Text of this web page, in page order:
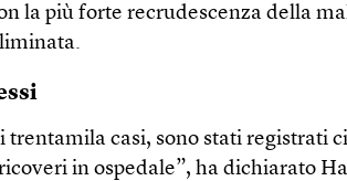
la più forte recrudescenza della
trentamila casi, sono stati registrati
in ospedale”, ha dichiarato